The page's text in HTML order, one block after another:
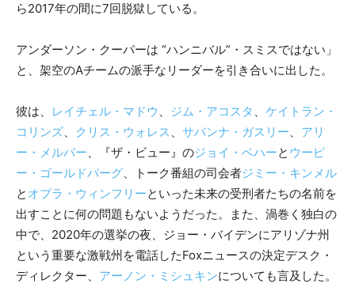
ら2017年の間に7回脱獄している。
アンダーソン・クーパーは “ハンニバル”・スミスではない」
と、架空のAチームの派手なリーダーを引き合いに出した。
彼は、 レイチェル・マドウ 、 ジム・アコスタ 、 ケイトラン・
コリンズ、 クリス・ウォレス 、 サバンナ・ガスリー、 アリ
ー・メルバー、『ザ・ビュー』のジョイ・ベハーと ウーピ
ー・ゴールドバーグ、トーク番組の司会者ジミー・キンメル
と オプラ・ウィンフリーといった未来の受刑者たちの名前を
出すことに何の問題もないようだった。また、渦巻く独白の
中で、2020年の選挙の夜、ジョー・バイデンにアリゾナ州
という重要な激戦州を電話したFoxニュースの決定デスク・
ディレクター、 アーノン・ミシュキンについても言及した。